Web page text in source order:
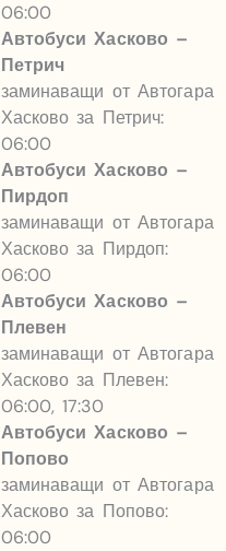
06:00
Автобуси Хасково –
Петрич
заминаващи от Автогара
Хасково за Петрич:
06:00
Автобуси Хасково –
Пирдоп
заминаващи от Автогара
Хасково за Пирдоп:
06:00
Автобуси Хасково –
Плевен
заминаващи от Автогара
Хасково за Плевен:
06:00, 17:30
Автобуси Хасково –
Попово
заминаващи от Автогара
Хасково за Попово:
06:00